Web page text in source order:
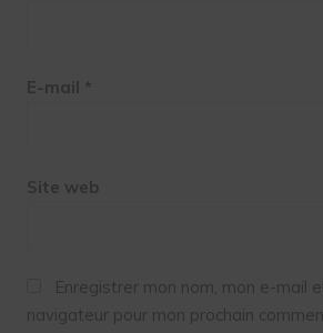
E-mail *
Site web
Enregistrer mon nom, mon e-mail
navigateur pour mon prochain